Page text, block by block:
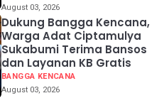
August 03, 2026
Dukung Bangga Kencana,
Warga Adat Ciptamulya
Sukabumi Terima Bansos
dan Layanan KB Gratis
BANGGA KENCANA
August 03, 2026